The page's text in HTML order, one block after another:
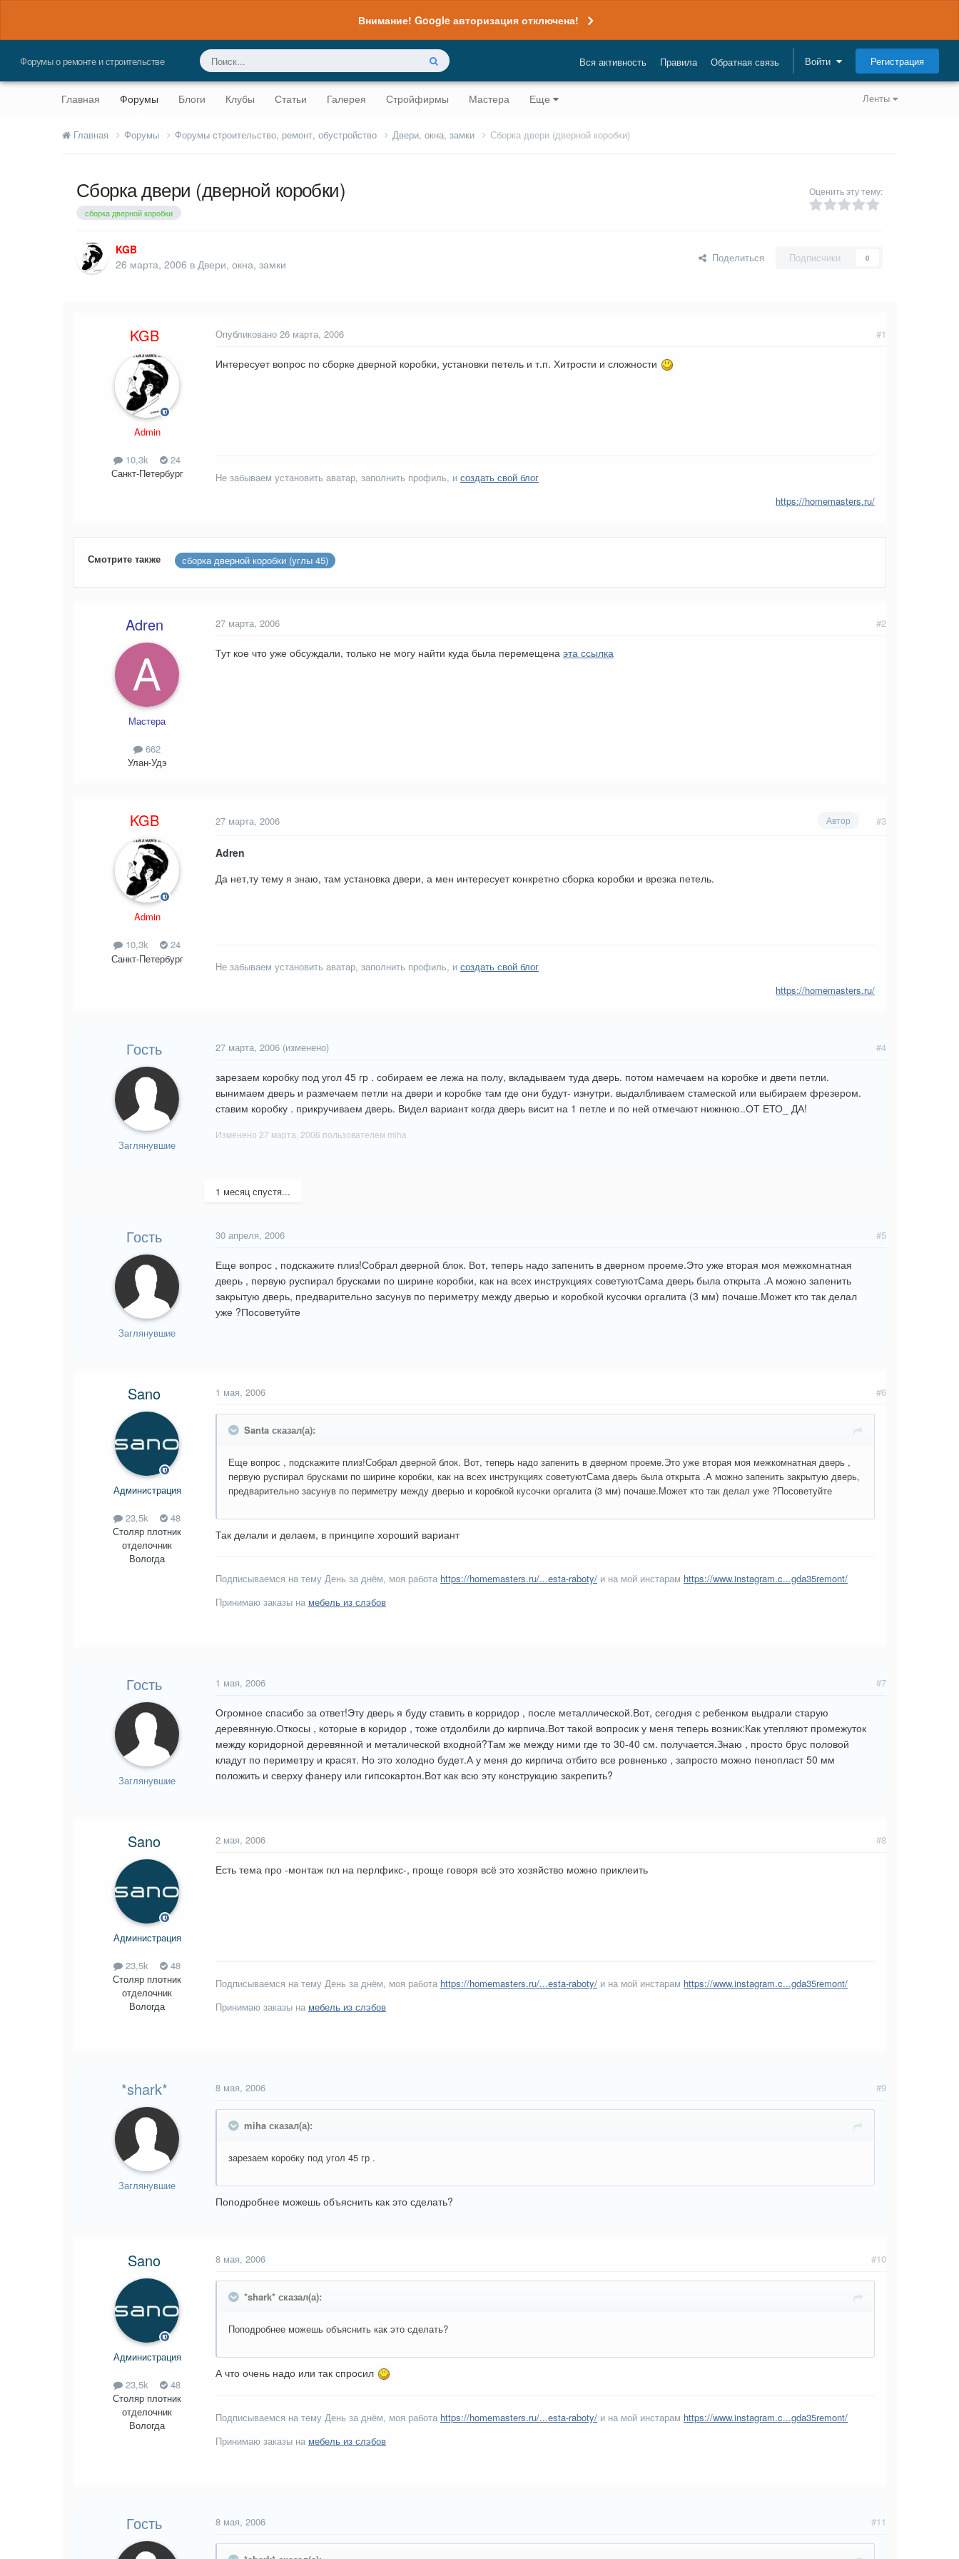
Внимание! Google авторизация отключена!
Форумы о ремонте и строительстве Вся активность Правила Обратная связь Войти Регистрация
Ленты
Главная Форумы Блоги Клубы Статьи Галерея Стройфирмы Мастера Еще
Главная Форумы Форумы строительство, ремонт, обустройство Двери, окна, замки Сборка двери (дверной коробки)
Сборка двери (дверной коробки)
сборка дверной коробки
Оценить эту тему:
KGB
26 марта, 2006 в Двери, окна, замки Поделиться Подписчики 0
KGB
Admin
10,3k
24
Санкт-Петербург
#1
Опубликовано 26 марта, 2006
Интересует вопрос по сборке дверной коробки, установки петель и т.п. Хитрости и сложности
Не забываем установить аватар, заполнить профиль, и создать свой блог
https://homemasters.ru/
Смотрите также сборка дверной коробки (углы 45)
Adren
Мастера
662
Улан-Удэ
#2
27 марта, 2006
Тут кое что уже обсуждали, только не могу найти куда была перемещена эта ссылка
KGB
Admin
10,3k
24
Санкт-Петербург
Автор #3
27 марта, 2006
Adren
Да нет,ту тему я знаю, там установка двери, а мен интересует конкретно сборка коробки и врезка петель.
Не забываем установить аватар, заполнить профиль, и создать свой блог
https://homemasters.ru/
Гость
Заглянувшие
#4
27 марта, 2006 (изменено)
зарезаем коробку под угол 45 гр . собираем ее лежа на полу, вкладываем туда дверь. потом намечаем на коробке и двети петли.
вынимаем дверь и размечаем петли на двери и коробке там где они будут- изнутри. выдалбливаем стамеской или выбираем фрезером.
ставим коробку . прикручиваем дверь. Видел вариант когда дверь висит на 1 петле и по ней отмечают нижнюю..ОТ ЕТО_ ДА!
Изменено 27 марта, 2006 пользователем miha
1 месяц спустя...
Гость
Заглянувшие
#5
30 апреля, 2006
Еще вопрос , подскажите плиз!Собрал дверной блок. Вот, теперь надо запенить в дверном проеме.Это уже вторая моя межкомнатная
дверь , первую руспирал брусками по ширине коробки, как на всех инструкциях советуютСама дверь была открыта .А можно запенить
закрытую дверь, предварительно засунув по периметру между дверью и коробкой кусочки оргалита (3 мм) почаше.Может кто так делал
уже ?Посоветуйте
Sano
Администрация
23,5k
48
Столяр плотник
отделочник
Вологда
#6
1 мая, 2006
Santa сказал(а):
Еще вопрос , подскажите плиз!Собрал дверной блок. Вот, теперь надо запенить в дверном проеме.Это уже вторая моя межкомнатная дверь ,
первую руспирал брусками по ширине коробки, как на всех инструкциях советуютСама дверь была открыта .А можно запенить закрытую дверь,
предварительно засунув по периметру между дверью и коробкой кусочки оргалита (3 мм) почаше.Может кто так делал уже ?Посоветуйте
Так делали и делаем, в принципе хороший вариант
Подписываемся на тему День за днём, моя работа https://homemasters.ru/...esta-raboty/ и на мой инстарам https://www.instagram.c...gda35remont/
Принимаю заказы на мебель из слэбов
Гость
Заглянувшие
#7
1 мая, 2006
Огромное спасибо за ответ!Эту дверь я буду ставить в корридор , после металлической.Вот, сегодня с ребенком выдрали старую
деревянную.Откосы , которые в коридор , тоже отдолбили до кирпича.Вот такой вопросик у меня теперь возник:Как утепляют промежуток
между коридорной деревянной и металической входной?Там же между ними где то 30-40 см. получается.Знаю , просто брус половой
кладут по периметру и красят. Но это холодно будет.А у меня до кирпича отбито все ровненько , запросто можно пенопласт 50 мм
положить и сверху фанеру или гипсокартон.Вот как всю эту конструкцию закрепить?
Sano
Администрация
23,5k
48
Столяр плотник
отделочник
Вологда
#8
2 мая, 2006
Есть тема про -монтаж гкл на перлфикс-, проще говоря всё это хозяйство можно приклеить
Подписываемся на тему День за днём, моя работа https://homemasters.ru/...esta-raboty/ и на мой инстарам https://www.instagram.c...gda35remont/
Принимаю заказы на мебель из слэбов
*shark*
Заглянувшие
#9
8 мая, 2006
miha сказал(а):
зарезаем коробку под угол 45 гр .
Поподробнее можешь объяснить как это сделать?
Sano
Администрация
23,5k
48
Столяр плотник
отделочник
Вологда
#10
8 мая, 2006
*shark* сказал(а):
Поподробнее можешь объяснить как это сделать?
А что очень надо или так спросил
Подписываемся на тему День за днём, моя работа https://homemasters.ru/...esta-raboty/ и на мой инстарам https://www.instagram.c...gda35remont/
Принимаю заказы на мебель из слэбов
Гость #11
8 мая, 2006